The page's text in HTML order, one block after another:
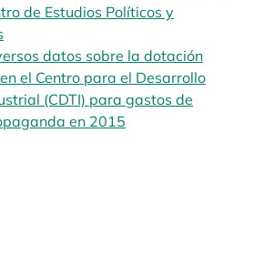
de Estudios Políticos y
datos sobre la dotación
el Centro para el Desarrollo
(CDTI) para gastos de
en 2015